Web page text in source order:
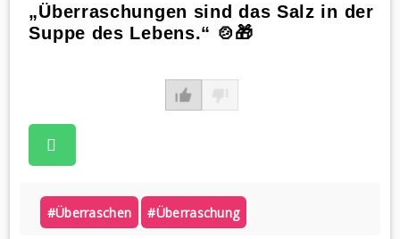
„Überraschungen sind das Salz in der
Suppe des Lebens.“ 🍲🎁
#überraschen #überraschung